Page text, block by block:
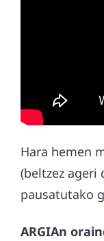
Hara hemen
(beltzez ageri
pausatutako
ARGIAn